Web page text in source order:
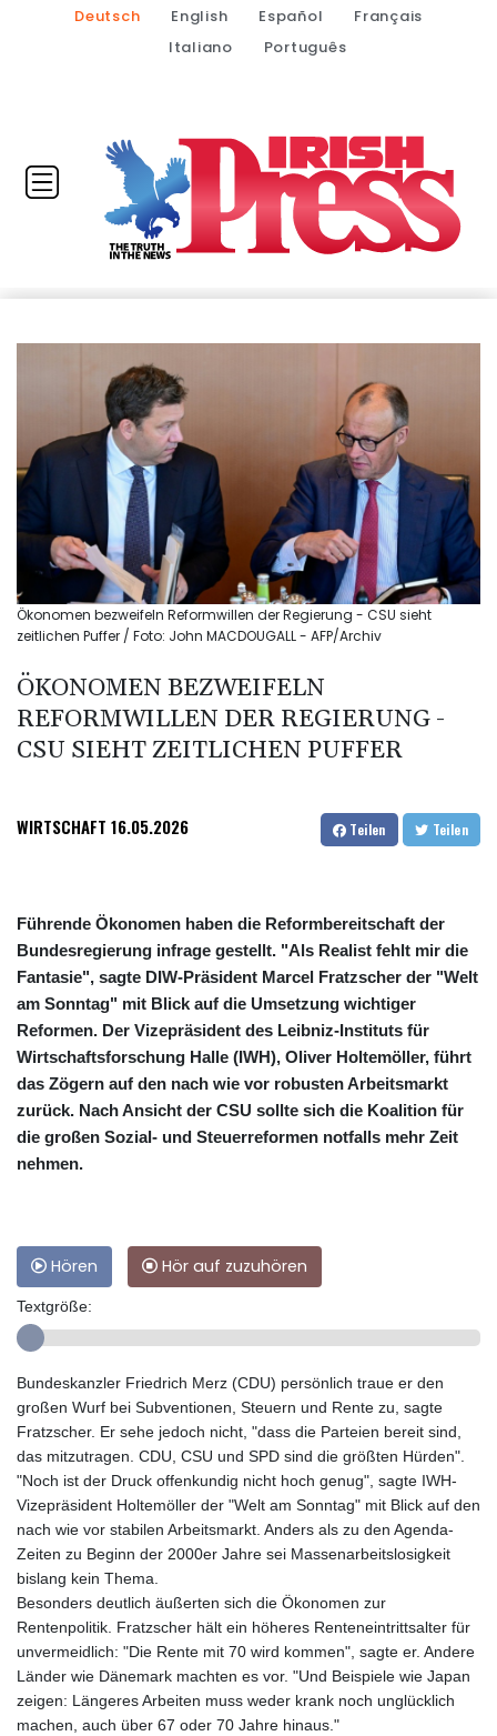
Deutsch English Español
Français
Italiano
Português
Ökonomen bezweifeln Reformwillen der Regierung - CSU sieht
zeitlichen Puffer / Foto: John MACDOUGALL - AFP/Archiv
ÖKONOMEN BEZWEIFELN
REFORMWILLEN DER REGIERUNG -
CSU SIEHT ZEITLICHEN PUFFER
WIRTSCHAFT 16.05.2026 Teilen Teilen
Führende Ökonomen haben die Reformbereitschaft der
Bundesregierung infrage gestellt. "Als Realist fehlt mir die
Fantasie", sagte DIW-Präsident Marcel Fratzscher der "Welt
am Sonntag" mit Blick auf die Umsetzung wichtiger
Reformen. Der Vizepräsident des Leibniz-Instituts für
Wirtschaftsforschung Halle (IWH), Oliver Holtemöller, führt
das Zögern auf den nach wie vor robusten Arbeitsmarkt
zurück. Nach Ansicht der CSU sollte sich die Koalition für
die großen Sozial- und Steuerreformen notfalls mehr Zeit
nehmen.
Hören Hör auf zuzuhören
Textgröße:
Bundeskanzler Friedrich Merz (CDU) persönlich traue er den
großen Wurf bei Subventionen, Steuern und Rente zu, sagte
Fratzscher. Er sehe jedoch nicht, "dass die Parteien bereit sind,
das mitzutragen. CDU, CSU und SPD sind die größten Hürden".
"Noch ist der Druck offenkundig nicht hoch genug", sagte IWH-
Vizepräsident Holtemöller der "Welt am Sonntag" mit Blick auf den
nach wie vor stabilen Arbeitsmarkt. Anders als zu den Agenda-
Zeiten zu Beginn der 2000er Jahre sei Massenarbeitslosigkeit
bislang kein Thema.
Besonders deutlich äußerten sich die Ökonomen zur
Rentenpolitik. Fratzscher hält ein höheres Renteneintrittsalter für
unvermeidlich: "Die Rente mit 70 wird kommen", sagte er. Andere
Länder wie Dänemark machten es vor. "Und Beispiele wie Japan
zeigen: Längeres Arbeiten muss weder krank noch unglücklich
machen, auch über 67 oder 70 Jahre hinaus."